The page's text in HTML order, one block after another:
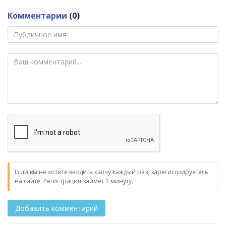
Комментарии (0)
Если вы не хотите вводить капчу каждый раз, зарегистрируетесь
на сайте. Регистрация займет 1 минуту.